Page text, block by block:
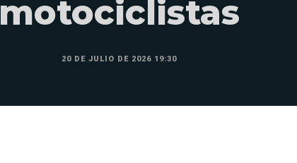
motociclistas
20 DE JULIO DE 2026 19:30